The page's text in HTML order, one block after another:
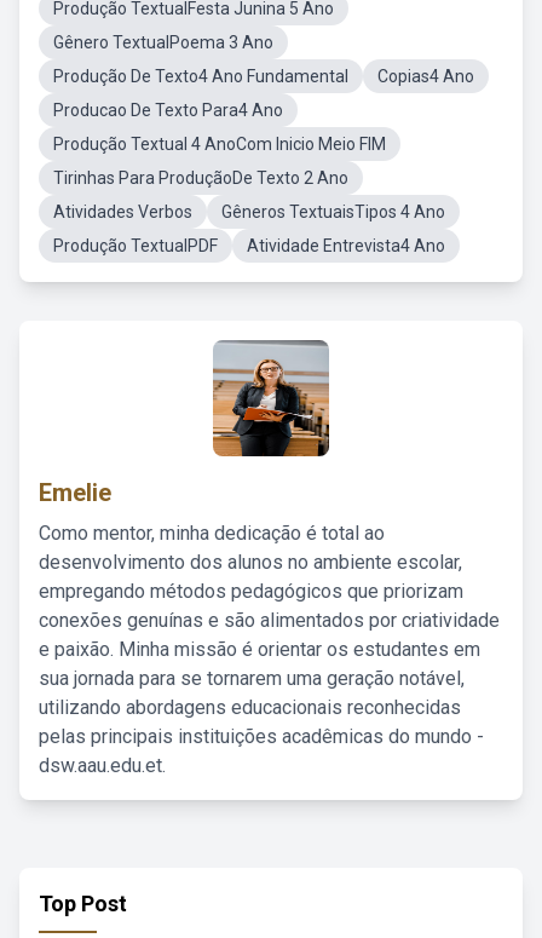
Produção TextualFesta Junina 5 Ano
Gênero TextualPoema 3 Ano
Produção De Texto4 Ano Fundamental
Copias4 Ano
Producao De Texto Para4 Ano
Produção Textual 4 AnoCom Inicio Meio FIM
Tirinhas Para ProduçãoDe Texto 2 Ano
Atividades Verbos
Gêneros TextuaisTipos 4 Ano
Produção TextualPDF
Atividade Entrevista4 Ano
Emelie
Como mentor, minha dedicação é total ao
desenvolvimento dos alunos no ambiente escolar,
empregando métodos pedagógicos que priorizam
conexões genuínas e são alimentados por criatividade
e paixão. Minha missão é orientar os estudantes em
sua jornada para se tornarem uma geração notável,
utilizando abordagens educacionais reconhecidas
pelas principais instituições acadêmicas do mundo -
dsw.aau.edu.et.
Top Post